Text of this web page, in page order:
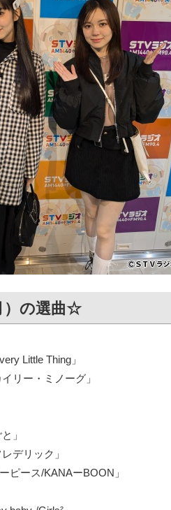
）の選曲☆
Little Thing」
リー・ミノーグ」
」
デリック」
ピース/KANAーBOON」